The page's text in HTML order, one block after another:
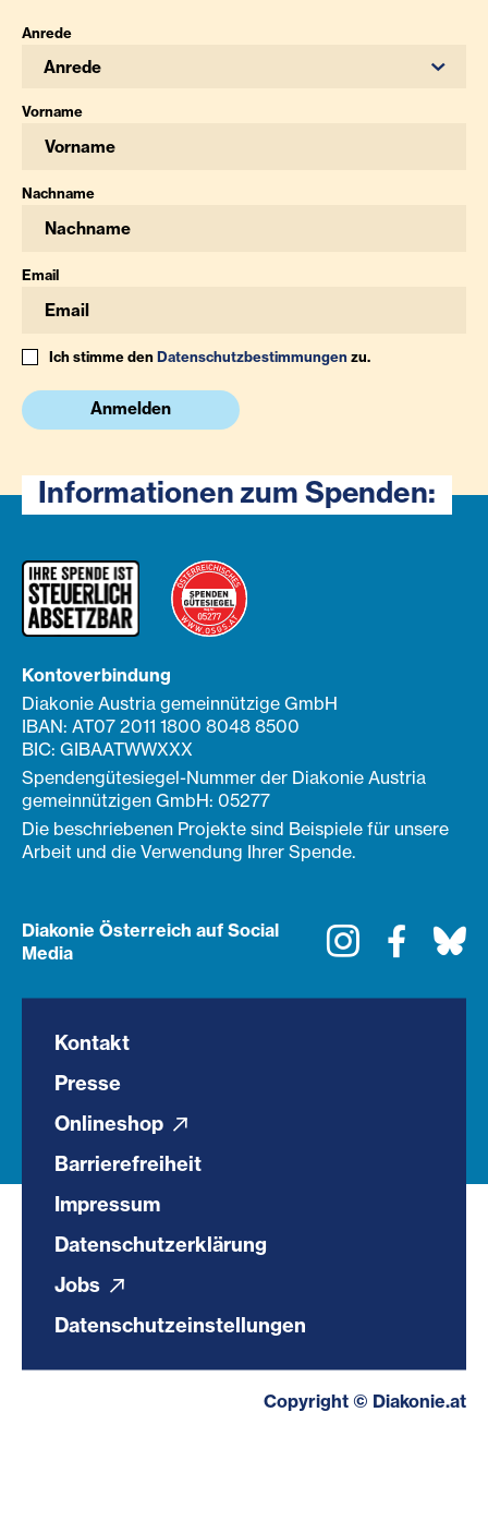
Anrede
Anrede
Vorname
Nachname
Email
Ich stimme denDatenschutzbestimmungenzu.
Anmelden
Informationen zum Spenden:
Kontoverbindung
Diakonie Austria gemeinnützige GmbH
IBAN: AT07 2011 1800 8048 8500
BIC: GIBAATWWXXX
Spendengütesiegel-Nummer der Diakonie Austria
gemeinnützigen GmbH: 05277
Die beschriebenen Projekte sind Beispiele für unsere
Arbeit und die Verwendung Ihrer Spende.
Diakonie Österreich auf Social
Media
Instagram
Kontakt
Presse
Onlineshop
Barrierefreiheit
Impressum
Datenschutzerklärung
Jobs
Datenschutzeinstellungen
Copyright © Diakonie.at